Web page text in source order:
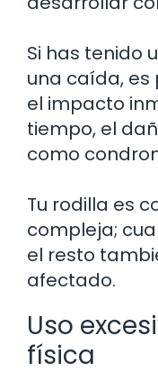
Si has tenido
una caída, es
el impacto
tiempo, el
como
Tu rodilla es
compleja;
el resto
afectado.
Uso
física